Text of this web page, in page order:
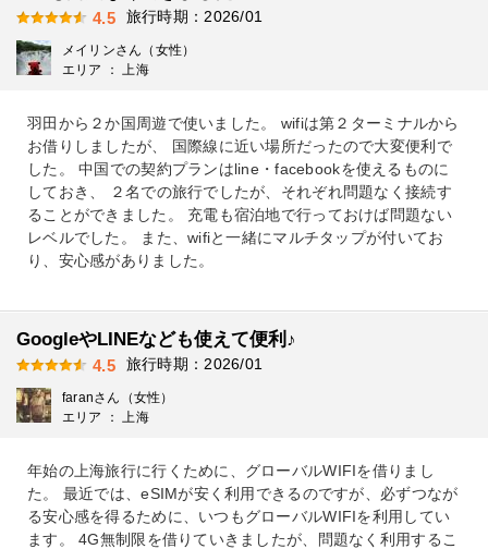
4.5 旅行時期：2026/01
メイリンさん（女性）
エリア ： 上海
羽田から２か国周遊で使いました。 wifiは第２ターミナルから
お借りしましたが、 国際線に近い場所だったので大変便利で
した。 中国での契約プランはline・facebookを使えるものに
しておき、 ２名での旅行でしたが、それぞれ問題なく接続す
ることができました。 充電も宿泊地で行っておけば問題ない
レベルでした。 また、wifiと一緒にマルチタップが付いてお
り、安心感がありました。
GoogleやLINEなども使えて便利♪
4.5 旅行時期：2026/01
faranさん（女性）
エリア ： 上海
年始の上海旅行に行くために、グローバルWIFIを借りまし
た。 最近では、eSIMが安く利用できるのですが、必ずつなが
る安心感を得るために、いつもグローバルWIFIを利用してい
ます。 4G無制限を借りていきましたが、問題なく利用するこ